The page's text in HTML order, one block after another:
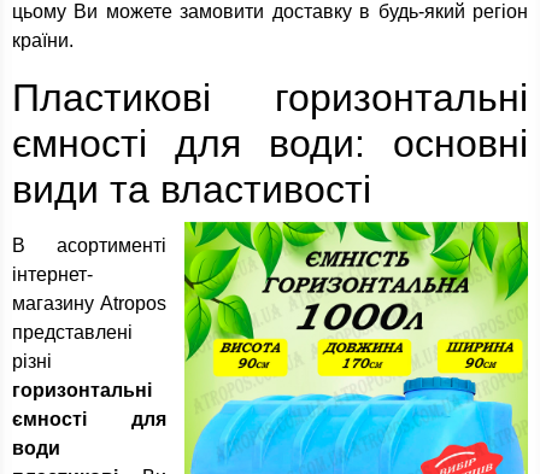
цьому Ви можете замовити доставку в будь-який регіон
країни.
Пластикові горизонтальні
ємності для води: основні
види та властивості
В асортименті
інтернет-
магазину Atropos
представлені
різні
горизонтальні
ємності для
води